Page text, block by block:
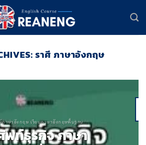
ราศี ภาษาอังกฤษ
ภาษาอังกฤษ เรียนภาษาอังกฤษพื้นฐาน
พท์ธุรกิจ ภาษา